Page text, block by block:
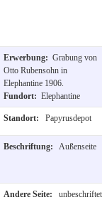
Erwerbung: Grabung von
Otto Rubensohn in
Elephantine 1906.
Fundort: Elephantine
Standort: Papyrusdepot
Beschriftung: Außenseite
Andere Seite: unbeschriftet